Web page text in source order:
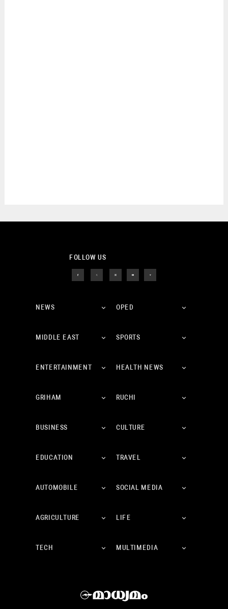
FOLLOW US
NEWS OPED
MIDDLE EAST SPORTS
ENTERTAINMENT HEALTH NEWS
GRIHAM RUCHI
BUSINESS CULTURE
EDUCATION TRAVEL
AUTOMOBILE SOCIAL MEDIA
AGRICULTURE LIFE
TECH MULTIMEDIA